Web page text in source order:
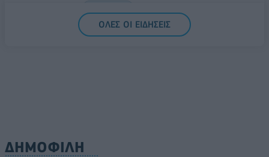
ΟΛΕΣ ΟΙ ΕΙΔΗΣΕΙΣ
ΔΗΜΟΦΙΛΗ